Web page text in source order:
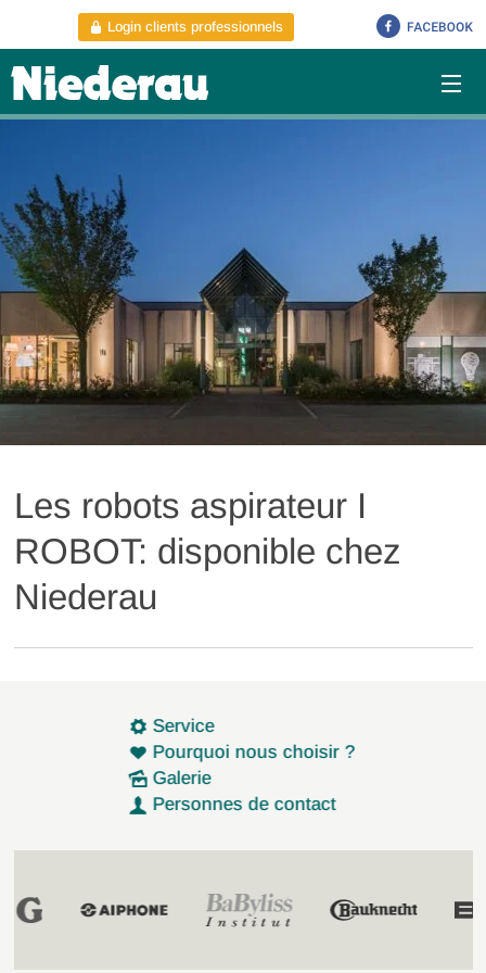
Login clients professionnels
Les robots aspirateur I
ROBOT: disponible chez
Niederau
Service
Pourquoi nous choisir ?
Galerie
Personnes de contact